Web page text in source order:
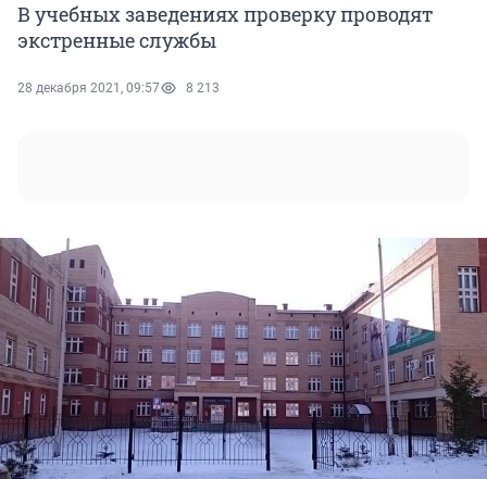
В учебных заведениях проверку проводят
экстренные службы
28 декабря 2021, 09:57 8 213